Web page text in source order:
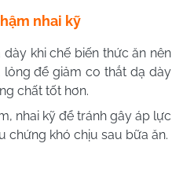
nhai kỹ
khi chế biến thức ăn nên
để giảm co thắt dạ dày
chất tốt hơn.
nhai kỹ để tránh gây áp lực
chứng khó chịu sau bữa ăn.